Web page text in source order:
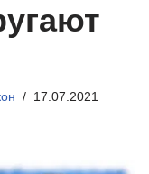
17.07.2021